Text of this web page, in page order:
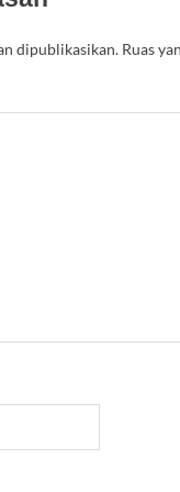
dipublikasikan. Ruas